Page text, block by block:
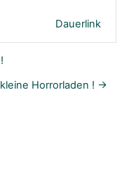
Dauerlink
Horrorladen ! →